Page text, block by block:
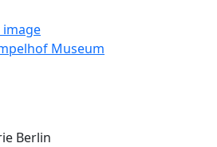
Museum
Berlin